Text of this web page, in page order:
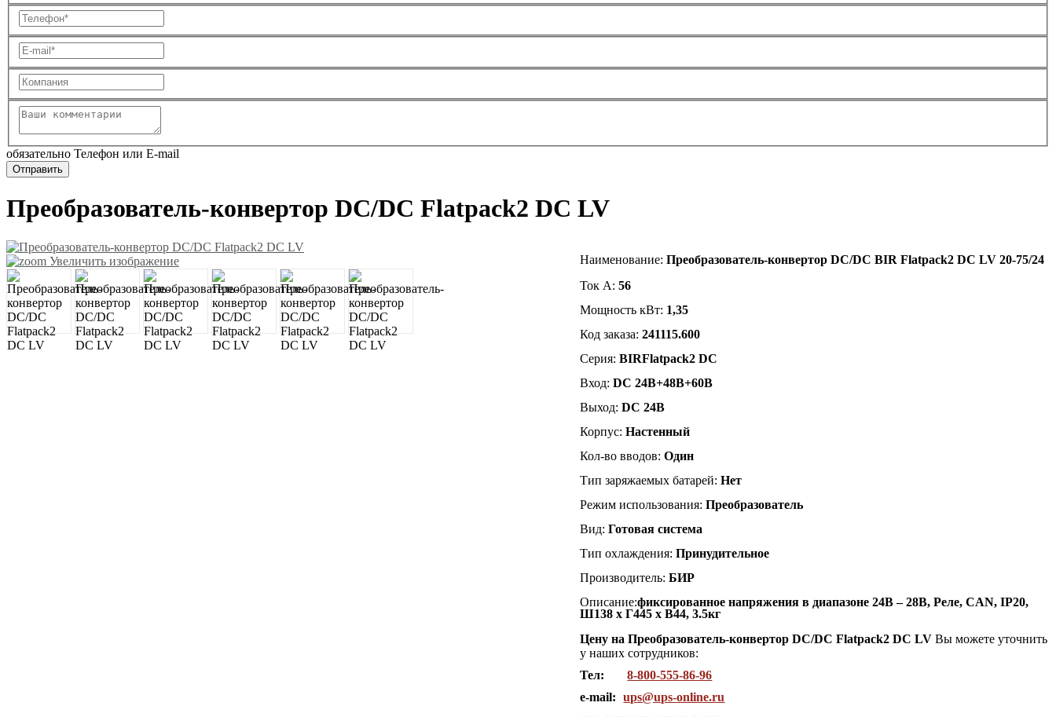
обязательно Телефон или E-mail
Преобразователь-конвертор DC/DC Flatpack2 DC LV
Увеличить изображение Наименование:Преобразователь-конвертор DC/DC BIR Flatpack2 DC LV 20-75/24
Ток А:56
Мощность кВт: 1,35
Код заказа:241115.600
Серия: BIRFlatpack2 DC
Вход:DC 24В+48В+60В
Выход:DC 24В
Корпус:Настенный
Кол-во вводов:Один
Тип заряжаемых батарей:Нет
Режим использования:Преобразователь
Вид:Готовая система
Тип охлаждения:Принудительное
Производитель:БИР
Описание:фиксированное напряжения в диапазоне 24В – 28В, Реле, CAN, IP20,
Ш138 x Г445 x В44, 3.5кг
Цену на Преобразователь-конвертор DC/DC Flatpack2 DC LVВы можете уточнить
у наших сотрудников:
Тел:
8-800-555-86-96
e-mail:
ups@ups-online.ru